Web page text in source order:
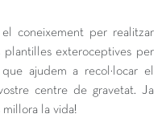
coneixement per realitzar
plantilles exteroceptives per
ajudem a recol·locar el
centre de gravetat. Ja
la vida!